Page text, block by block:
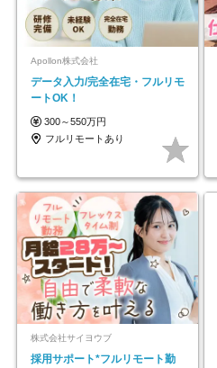
Apollon株式会社
データ入力/完全在宅・フルリモ
ートOK！
300～550万円
フルリモートあり
株式会社サイヨウブ
採用サポート*フルリモート勤